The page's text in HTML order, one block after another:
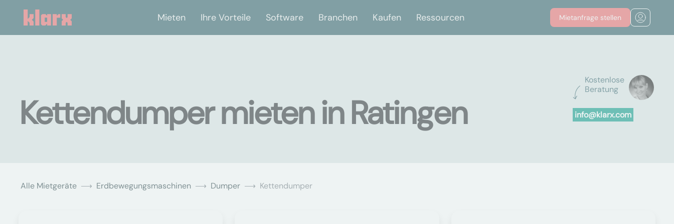
Mieten Ihre Vorteile Software Branchen Kaufen Ressourcen Mietanfrage stellen
Kostenlose
Beratung
info@klarx.com
Kettendumper mieten in Ratingen
Alle Mietgeräte Erdbewegungsmaschinen Dumper Kettendumper